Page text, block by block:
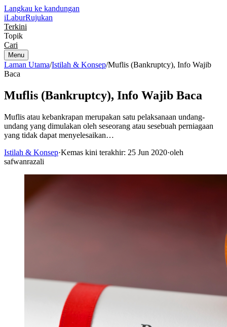
Langkau ke kandungan
iLaburRujukan
Terkini
Topik
Cari
Menu
Laman Utama/Istilah & Konsep/Muflis (Bankruptcy), Info Wajib
Baca
Muflis (Bankruptcy), Info Wajib Baca
Muflis atau kebankrapan merupakan satu pelaksanaan undang-
undang yang dimulakan oleh seseorang atau sesebuah perniagaan
yang tidak dapat menyelesaikan…
Istilah & Konsep·Kemas kini terakhir: 25 Jun 2020·oleh
safwanrazali